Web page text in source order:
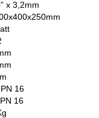
x 3,2mm
16
16